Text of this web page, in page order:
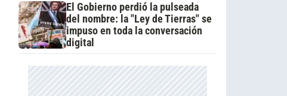
El Gobierno perdió la pulseada
del nombre: la "Ley de Tierras" se
impuso en toda la conversación
digital